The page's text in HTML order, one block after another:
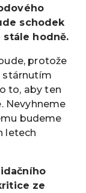
schodek
stále hodně.
protože
stárnutím
to, aby ten
Nevyhneme
budeme
letech
ze